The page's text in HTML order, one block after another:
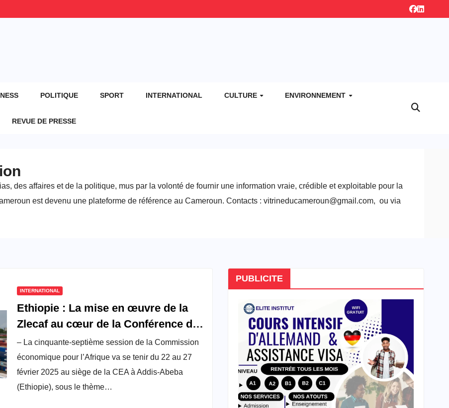
POLITIQUE SPORT INTERNATIONAL CULTURE ENVIRONNEMENT
REVUE DE PRESSE
des affaires et de la politique, mus par la volonté de fournir une information vraie, crédible et exploitable pour la
est devenu une plateforme de référence au Cameroun. Contacts : vitrineducameroun@gmail.com, ou via
INTERNATIONAL
Ethiopie : La mise en œuvre de la
Zlecaf au cœur de la Conférence des
ministres africains des finances, de
la planification et du développement
économique programmée en février
2025
– La cinquante-septième session de la Commission
économique pour l’Afrique va se tenir du 22 au 27
février 2025 au siège de la CEA à Addis-Abeba
(Ethiopie), sous le thème…
PUBLICITE